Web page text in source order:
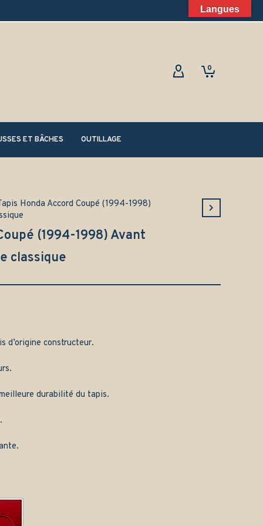
0
ET BÂCHES OUTILLAGE
Honda Accord Coupé (1994-1998)
(1994-1998) Avant
classique
d’origine constructeur.
durabilité du tapis.
Langues